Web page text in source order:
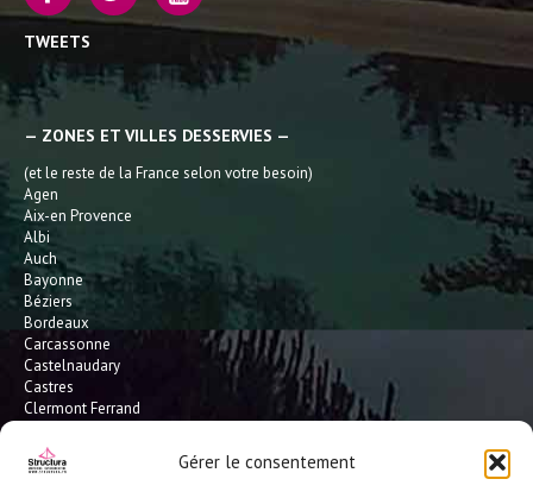
Gérer le consentement
TWEETS
— ZONES ET VILLES DESSERVIES —
(et le reste de la France selon votre besoin)
Agen
Aix-en Provence
Albi
Auch
Bayonne
Béziers
Bordeaux
Carcassonne
Castelnaudary
Castres
Clermont Ferrand
Gaillac
Hossegor